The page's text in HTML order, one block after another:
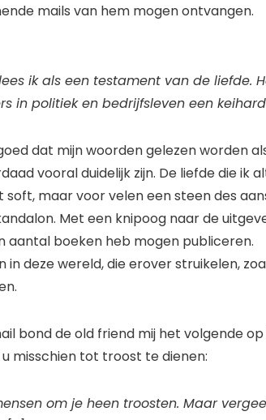
mails van hem mogen ontvangen.
ik als een testament van de liefde.
in politiek en bedrijfsleven een
dat mijn woorden gelezen worden
vooral duidelijk zijn. De liefde die ik
soft, maar voor velen een steen des
Met een knipoog naar de
aantal boeken heb mogen publiceren.
in deze wereld, die erover struikelen,
bond de old friend mij het volgende
misschien tot troost te dienen:
om je heen troosten. Maar